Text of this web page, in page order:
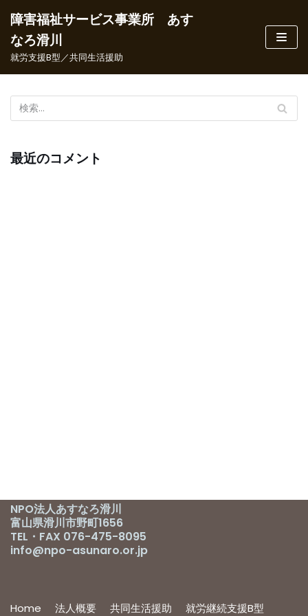
コ
ン
ツ
へ
キ
ッ
障害福祉サービス事業所 あす
なろ滑川
就労支援B型／共同生活援助
最近のコメント
NPO法人あすなろ滑川
富山県滑川市野町1656
TEL・FAX 076-475-8095
info@npo-asunaro.or.jp
Home 法人概要 共同生活援助 就労継続支援B型